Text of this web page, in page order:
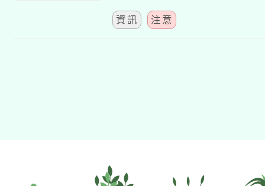
資訊 注意